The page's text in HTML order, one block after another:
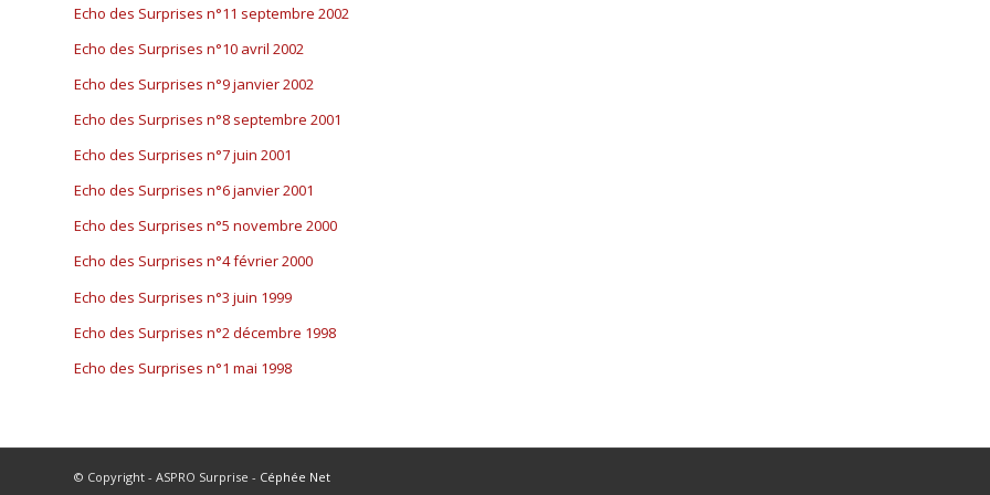
Echo des Surprises n°11 septembre 2002
Echo des Surprises n°10 avril 2002
Echo des Surprises n°9 janvier 2002
Echo des Surprises n°8 septembre 2001
Echo des Surprises n°7 juin 2001
Echo des Surprises n°6 janvier 2001
Echo des Surprises n°5 novembre 2000
Echo des Surprises n°4 février 2000
Echo des Surprises n°3 juin 1999
Echo des Surprises n°2 décembre 1998
Echo des Surprises n°1 mai 1998
© Copyright - ASPRO Surprise - Céphée Net